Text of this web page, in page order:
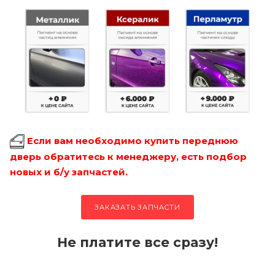
Если вам необходимо купить переднюю
дверь обратитесь к менеджеру, есть подбор
новых и б/у запчастей.
ЗАКАЗАТЬ ЗАПЧАСТИ
Не платите все сразу!